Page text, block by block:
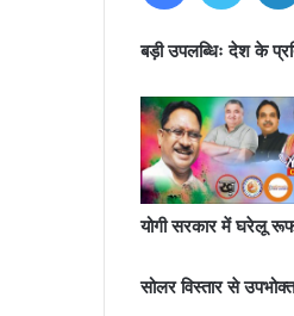
बड़ी उपलब्धिः देश के
योगी सरकार में घरेलू
सोलर विस्तार से